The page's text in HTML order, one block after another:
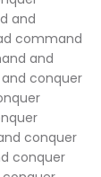
and
command
and
conquer
conquer
conquer